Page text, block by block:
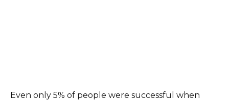
Even only 5% of people were successful when